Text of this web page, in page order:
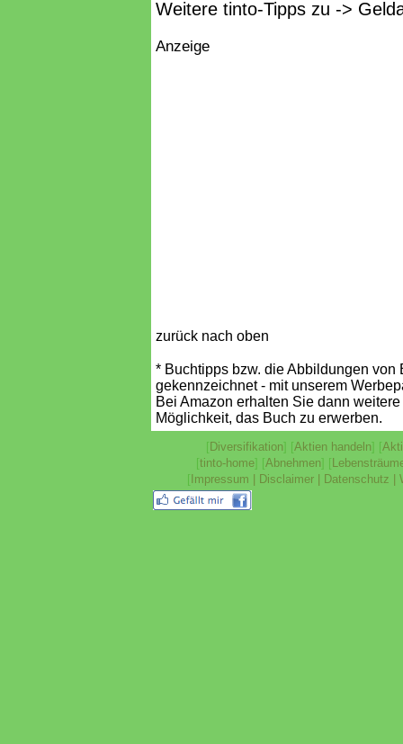
Weitere tinto-Tipps zu ->
Anzeige
zurück nach oben
* Buchtipps bzw. die Abbildungen
gekennzeichnet - mit unserem
Bei Amazon erhalten Sie dann
Möglichkeit, das Buch zu erwerben.
[ Diversifikation] [Aktien handeln] [
[tinto-home] [Abnehmen] [
[ Impressum | Disclaimer | Datenschutz |